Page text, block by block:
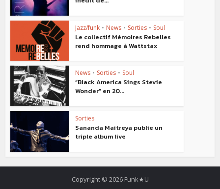
Jazz/funk • News • Sorties • Soul
Le collectif Mémoires Rebelles
rend hommage à Wattstax
News • Sorties • Soul
“Black America Sings Stevie
Wonder” en 20...
Sorties
Sananda Maitreya publie un
triple album live
Copyright © 2026 Funk★U